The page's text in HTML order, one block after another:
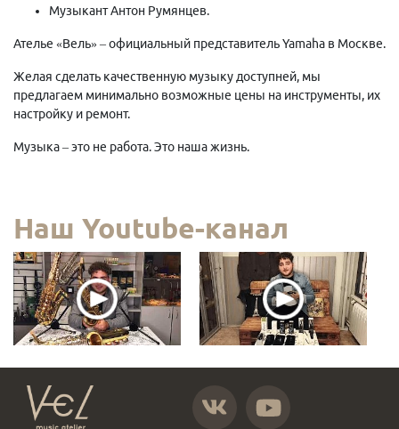
Музыкант Антон Румянцев.
Ателье «Вель» – официальный представитель Yamaha в Москве.
Желая сделать качественную музыку доступней, мы
предлагаем минимально возможные цены на инструменты, их
настройку и ремонт.
Музыка – это не работа. Это наша жизнь.
Наш Youtube-канал